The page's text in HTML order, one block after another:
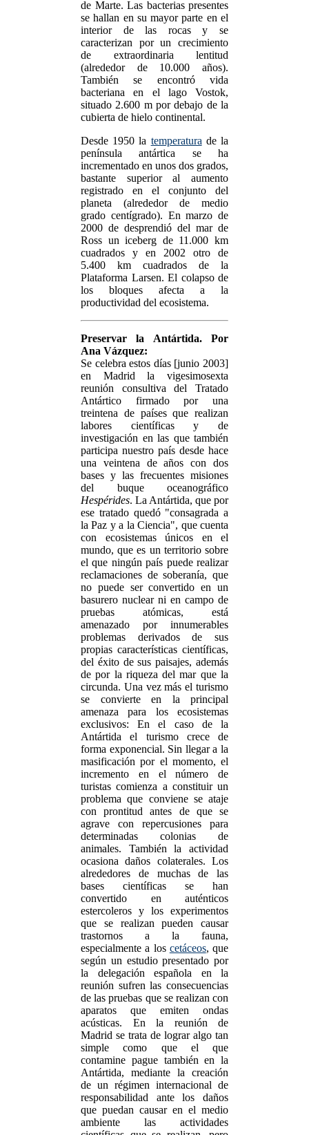
de Marte. Las bacterias presentes
se hallan en su mayor parte en el
interior de las rocas y se
caracterizan por un crecimiento
de extraordinaria lentitud
(alrededor de 10.000 años).
También se encontró vida
bacteriana en el lago Vostok,
situado 2.600 m por debajo de la
cubierta de hielo continental.
Desde 1950 la temperatura de la
península antártica se ha
incrementado en unos dos grados,
bastante superior al aumento
registrado en el conjunto del
planeta (alrededor de medio
grado centígrado). En marzo de
2000 de desprendió del mar de
Ross un iceberg de 11.000 km
cuadrados y en 2002 otro de
5.400 km cuadrados de la
Plataforma Larsen. El colapso de
los bloques afecta a la
productividad del ecosistema.
Preservar la Antártida. Por
Ana Vázquez:
Se celebra estos días [junio 2003]
en Madrid la vigesimosexta
reunión consultiva del Tratado
Antártico firmado por una
treintena de países que realizan
labores científicas y de
investigación en las que también
participa nuestro país desde hace
una veintena de años con dos
bases y las frecuentes misiones
del buque oceanográfico
Hespérides. La Antártida, que por
ese tratado quedó "consagrada a
la Paz y a la Ciencia", que cuenta
con ecosistemas únicos en el
mundo, que es un territorio sobre
el que ningún país puede realizar
reclamaciones de soberanía, que
no puede ser convertido en un
basurero nuclear ni en campo de
pruebas atómicas, está
amenazado por innumerables
problemas derivados de sus
propias características científicas,
del éxito de sus paisajes, además
de por la riqueza del mar que la
circunda. Una vez más el turismo
se convierte en la principal
amenaza para los ecosistemas
exclusivos: En el caso de la
Antártida el turismo crece de
forma exponencial. Sin llegar a la
masificación por el momento, el
incremento en el número de
turistas comienza a constituir un
problema que conviene se ataje
con prontitud antes de que se
agrave con repercusiones para
determinadas colonias de
animales. También la actividad
ocasiona daños colaterales. Los
alrededores de muchas de las
bases científicas se han
convertido en auténticos
estercoleros y los experimentos
que se realizan pueden causar
trastornos a la fauna,
especialmente a los cetáceos, que
según un estudio presentado por
la delegación española en la
reunión sufren las consecuencias
de las pruebas que se realizan con
aparatos que emiten ondas
acústicas. En la reunión de
Madrid se trata de lograr algo tan
simple como que el que
contamine pague también en la
Antártida, mediante la creación
de un régimen internacional de
responsabilidad ante los daños
que puedan causar en el medio
ambiente las actividades